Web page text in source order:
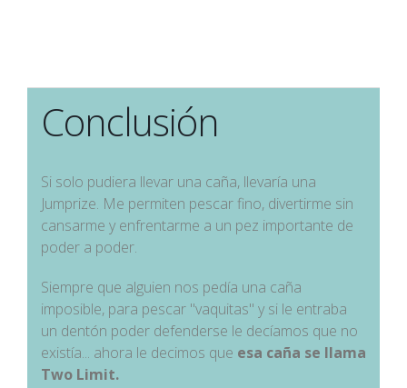
Conclusión
Si solo pudiera llevar una caña, llevaría una
Jumprize. Me permiten pescar fino, divertirme sin
cansarme y enfrentarme a un pez importante de
poder a poder.
Siempre que alguien nos pedía una caña
imposible, para pescar "vaquitas" y si le entraba
un dentón poder defenderse le decíamos que no
existía... ahora le decimos que esa caña se llama
Two Limit.